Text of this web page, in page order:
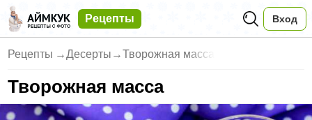
Рецепты Вход
Рецепты →Десерты →Творожная масса
Творожная масса